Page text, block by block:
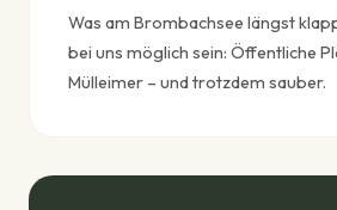
Was am Brombachsee längst
bei uns möglich sein: Öffentliche
Mülleimer – und trotzdem sauber.